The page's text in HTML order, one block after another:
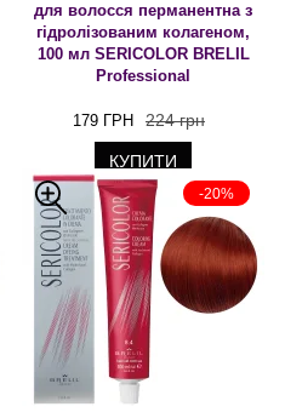
для волосся перманентна з
гідролізованим колагеном,
100 мл SERICOLOR BRELIL
Professional
179 ГРН 224 грн
КУПИТИ
-20%